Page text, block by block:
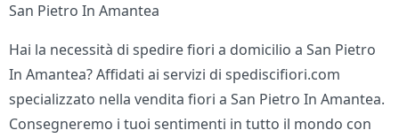
San Pietro In Amantea
Hai la necessità di spedire fiori a domicilio a San Pietro
In Amantea? Affidati ai servizi di spediscifiori.com
specializzato nella vendita fiori a San Pietro In Amantea.
Consegneremo i tuoi sentimenti in tutto il mondo con